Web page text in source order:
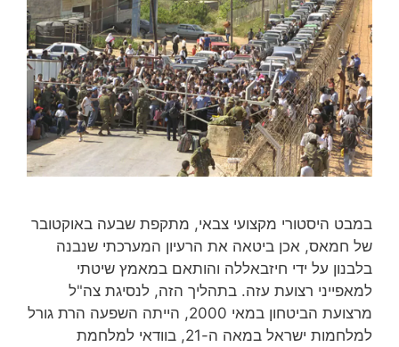
במבט היסטורי מקצועי צבאי, מתקפת שבעה באוקטובר
של חמאס, אכן ביטאה את הרעיון המערכתי שנבנה
בלבנון על ידי חיזבאללה והותאם במאמץ שיטתי
למאפייני רצועת עזה. בתהליך הזה, לנסיגת צה"ל
מרצועת הביטחון במאי 2000, הייתה השפעה הרת גורל
למלחמות ישראל במאה ה-21, בוודאי למלחמת